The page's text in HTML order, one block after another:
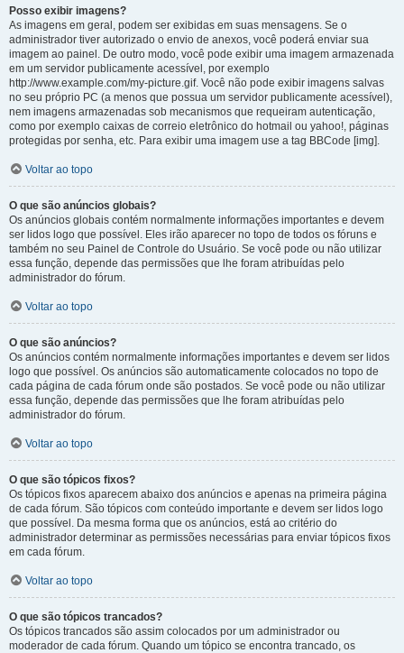
Posso exibir imagens?
As imagens em geral, podem ser exibidas em suas mensagens. Se o
administrador tiver autorizado o envio de anexos, você poderá enviar sua
imagem ao painel. De outro modo, você pode exibir uma imagem armazenada
em um servidor publicamente acessível, por exemplo
http://www.example.com/my-picture.gif. Você não pode exibir imagens salvas
no seu próprio PC (a menos que possua um servidor publicamente acessível),
nem imagens armazenadas sob mecanismos que requeiram autenticação,
como por exemplo caixas de correio eletrônico do hotmail ou yahoo!, páginas
protegidas por senha, etc. Para exibir uma imagem use a tag BBCode [img].
Voltar ao topo
O que são anúncios globais?
Os anúncios globais contém normalmente informações importantes e devem
ser lidos logo que possível. Eles irão aparecer no topo de todos os fóruns e
também no seu Painel de Controle do Usuário. Se você pode ou não utilizar
essa função, depende das permissões que lhe foram atribuídas pelo
administrador do fórum.
Voltar ao topo
O que são anúncios?
Os anúncios contém normalmente informações importantes e devem ser lidos
logo que possível. Os anúncios são automaticamente colocados no topo de
cada página de cada fórum onde são postados. Se você pode ou não utilizar
essa função, depende das permissões que lhe foram atribuídas pelo
administrador do fórum.
Voltar ao topo
O que são tópicos fixos?
Os tópicos fixos aparecem abaixo dos anúncios e apenas na primeira página
de cada fórum. São tópicos com conteúdo importante e devem ser lidos logo
que possível. Da mesma forma que os anúncios, está ao critério do
administrador determinar as permissões necessárias para enviar tópicos fixos
em cada fórum.
Voltar ao topo
O que são tópicos trancados?
Os tópicos trancados são assim colocados por um administrador ou
moderador de cada fórum. Quando um tópico se encontra trancado, os